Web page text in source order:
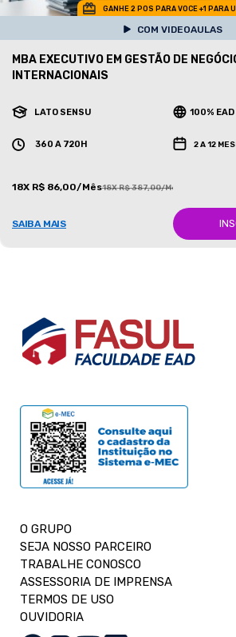
GANHE 2 POS PARA VOCE +1 PARA
COM VIDEOAULAS
MBA EXECUTIVO EM GESTÃO DE
INTERNACIONAIS
LATO SENSU 100% EAD
360 A 720H 2 A 12
18X R$ 86,00/Mês18X R$ 387,00/Mês
SAIBA MAIS
O GRUPO
SEJA NOSSO PARCEIRO
TRABALHE CONOSCO
ASSESSORIA DE IMPRENSA
TERMOS DE USO
OUVIDORIA